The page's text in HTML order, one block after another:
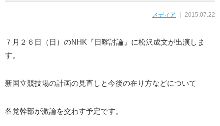
メディア ｜ 2015.07.22
７月２６日（日）のNHK『日曜討論』に松沢成文が出演しま
す。
新国立競技場の計画の見直しと今後の在り方などについて
各党幹部が激論を交わす予定です。